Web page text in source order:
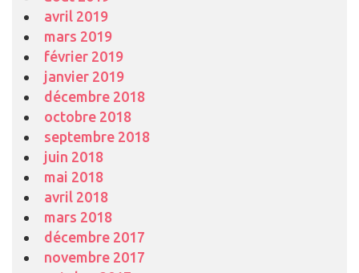
avril 2019
mars 2019
février 2019
janvier 2019
décembre 2018
octobre 2018
septembre 2018
juin 2018
mai 2018
avril 2018
mars 2018
décembre 2017
novembre 2017